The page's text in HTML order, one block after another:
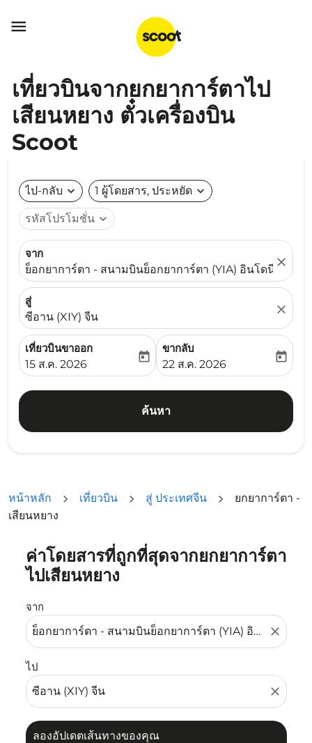

เที่ยวบินจากยกยาการ์ตาไป
เสียนหยาง ตั๋วเครื่องบิน
Scoot
ไป-กลับ expand_more 1 ผู้โดยสาร, ประหยัด expand_more
รหัสโปรโมชั่น expand_more
จาก
ย็อกยาการ์ตา - สนามบินย็อกยาการ์ตา (YIA) อินโดนีเซีย
close
สู่
ซีอาน (XIY) จีน
close
เที่ยวบินขาออก
fc-booking-departure-date-aria-label
15 ส.ค. 2026
today
ขากลับ
fc-booking-return-date-
22 ส.ค. 2026
today
ค้นหา
หน้าหลัก เที่ยวบิน สู่ ประเทศจีน
ยกยาการ์ตา -
เสียนหยาง
ค่าโดยสารที่ถูกที่สุดจากยกยาการ์ตา
ไปเสียนหยาง
จาก
close
ไป
close
ลองอัปเดตเส้นทางของคุณ
ลองอัปเดตเส้นทางของคุณ (ต้นทางและ/หรือปลายทาง) หรื